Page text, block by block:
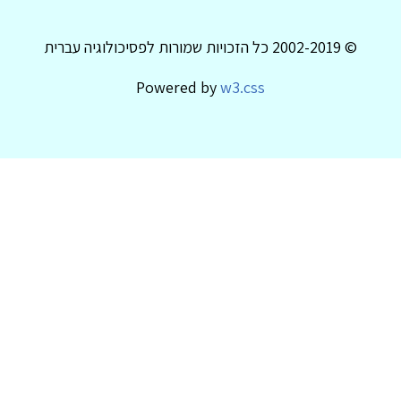
© 2002-2019 כל הזכויות שמורות לפסיכולוגיה עברית
Powered byw3.css